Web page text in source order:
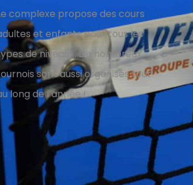
complexe propose des cours
et enfants pour tous les
de niveaux. De nombreux
sont aussi organisés tout
long de l’année !